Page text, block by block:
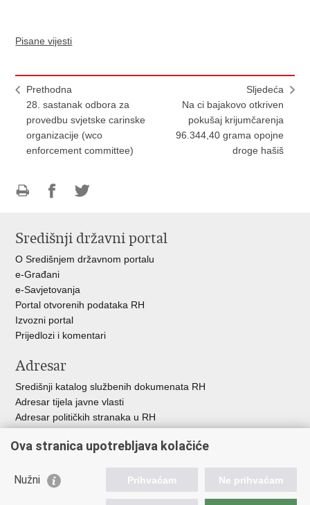
Pisane vijesti
Prethodna
28. sastanak odbora za
provedbu svjetske carinske
organizacije (wco
enforcement committee)
Sljedeća
Na ci bajakovo otkriven
pokušaj krijumčarenja
96.344,40 grama opojne
droge hašiš
FacebookuTwitteru
Središnji državni portal
O Središnjem državnom portalu
e-Građani
e-Savjetovanja
Portal otvorenih podataka RH
Izvozni portal
Prijedlozi i komentari
Adresar
Središnji katalog službenih dokumenata RH
Adresar tijela javne vlasti
Adresar političkih stranaka u RH
Besplatni telefoni javne uprave
Važne poveznice
Ova stranica upotrebljava kolačiće
Nužni Prihvaćam Ne prihvaćam